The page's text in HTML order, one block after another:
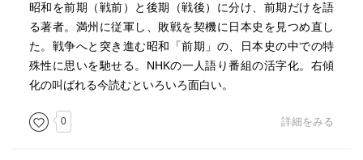
れ、出世する軍人たちの歩むエリート・コースが整備され
てゆくにつれて、しだいに日本が視野狭窄に陥っていった
と、著者は論じています。
昭和を前期（戦前）と後期（戦後）に分け、前期だけを語
る著者。満州に従軍し、敗戦を契機に日本史を見つめ直し
た。戦争へと突き進む昭和「前期」の、日本史の中での特
殊性に思いを馳せる。NHKの一人語り番組の活字化。右傾
化の叫ばれる今読むといろいろ面白い。
0 詳細をみる